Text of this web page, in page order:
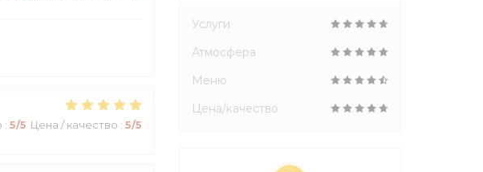
: 5/5 Цена / качество : 5/5
Услуги
Атмосфера
Меню
Цена/качество